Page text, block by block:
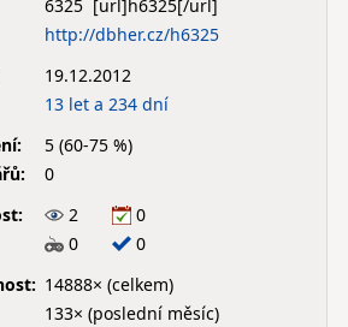
6325
http://dbher.cz/h6325
19.12.2012
13 let a 234 dní
5 (60-75 %)
0
2
0
0
0
14888× (celkem)
133× (poslední měsíc)